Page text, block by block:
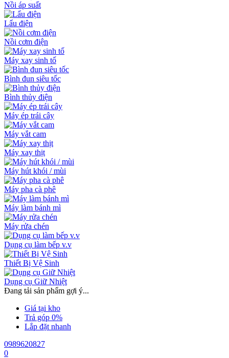
Nồi áp suất
Lẩu điện
Nồi cơm điện
Máy xay sinh tố
Bình đun siêu tốc
Bình thủy điện
Máy ép trái cây
Máy vắt cam
Máy xay thịt
Máy hút khói / mùi
Máy pha cà phê
Máy làm bánh mì
Máy rửa chén
Dụng cụ làm bếp v.v
Thiết Bị Vệ Sinh
Dụng cụ Giữ Nhiệt
Đang tải sản phẩm gợi ý...
Giá tại kho
Trả góp 0%
Lắp đặt nhanh
0989620827
0